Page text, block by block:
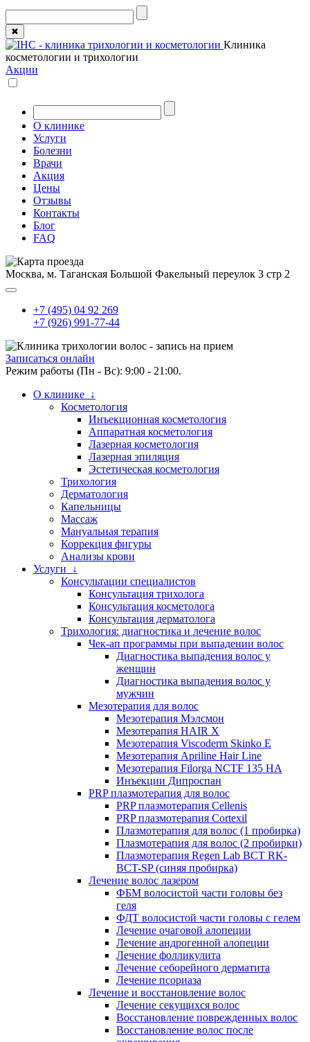
✖
Клиника
косметологии и трихологии
Акции
О клинике
Услуги
Болезни
Врачи
Акция
Цены
Отзывы
Контакты
Блог
FAQ
Москва, м. Таганская Большой Факельный переулок 3 стр 2
+7 (495) 04 92 269
+7 (926) 991-77-44
Записаться онлайн
Режим работы (Пн - Вс): 9:00 - 21:00.
О клинике ↓
Косметология
Инъекционная косметология
Аппаратная косметология
Лазерная косметология
Лазерная эпиляция
Эстетическая косметология
Трихология
Дерматология
Капельницы
Массаж
Мануальная терапия
Коррекция фигуры
Анализы крови
Услуги ↓
Консультации специалистов
Консультация трихолога
Консультация косметолога
Консультация дерматолога
Трихология: диагностика и лечение волос
Чек-ап программы при выпадении волос
Диагностика выпадения волос у
женщин
Диагностика выпадения волос у
мужчин
Мезотерапия для волос
Мезотерапия Мэлсмон
Мезотерапия HAIR X
Мезотерапия Viscoderm Skinko E
Мезотерапия Apriline Hair Line
Мезотерапия Filorga NCTF 135 HA
Инъекции Дипроспан
PRP плазмотерапия для волос
PRP плазмотерапия Cellenis
PRP плазмотерапия Cortexil
Плазмотерапия для волос (1 пробирка)
Плазмотерапия для волос (2 пробирки)
Плазмотерапия Regen Lab BCT RK-
BCT-SP (синяя пробирка)
Лечение волос лазером
ФБМ волосистой части головы без
геля
ФДТ волосистой части головы с гелем
Лечение очаговой алопеции
Лечение андрогенной алопеции
Лечение фолликулита
Лечение себорейного дерматита
Лечение псориаза
Лечение и восстановление волос
Лечение секущихся волос
Восстановление поврежденных волос
Восстановление волос после